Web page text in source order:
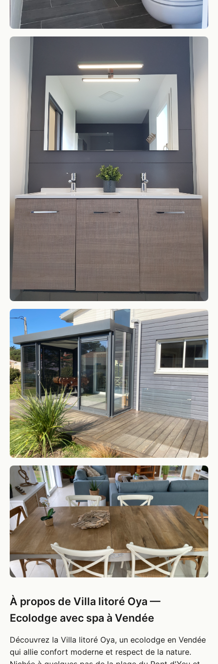
À propos de Villa litoré Oya —
Ecolodge avec spa à Vendée
Découvrez la Villa litoré Oya, un ecolodge en Vendée
qui allie confort moderne et respect de la nature.